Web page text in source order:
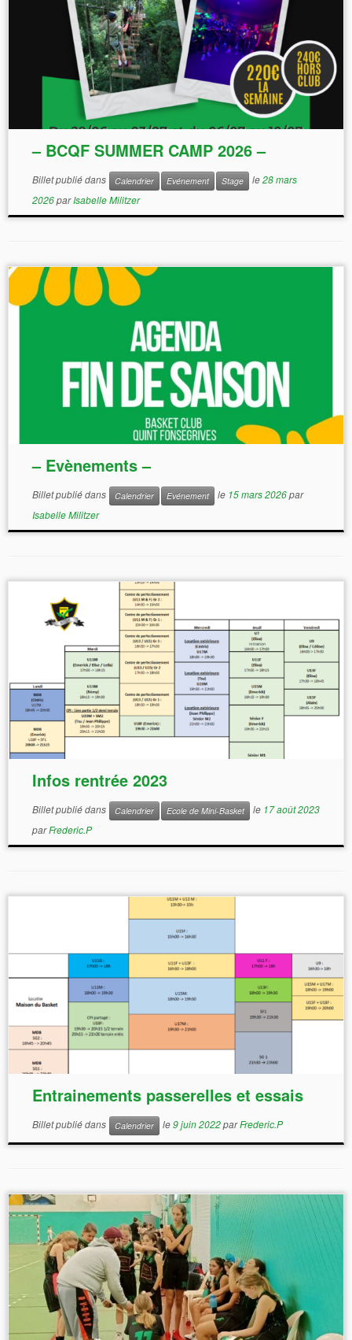
emerick@bcqf.fr
– BCQF SUMMER CAMP 2026 –
Billet publié dans Calendrier Evénement Stage le28 mars
2026parIsabelle Militzer
– Evènements –
Billet publié dans Calendrier Evénement le 15 mars 2026par
Isabelle Militzer
Infos rentrée 2023
Billet publié dans Calendrier Ecole de Mini-Basket le 17 août 2023
parFrederic.P
Entrainements passerelles et essais
Billet publié dans Calendrier le9 juin 2022parFrederic.P